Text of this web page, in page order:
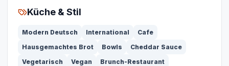
Küche & Stil
Modern Deutsch International
Cafe
Hausgemachtes Brot
Bowls
Cheddar Sauce
Vegetarisch
Vegan Brunch-Restaurant